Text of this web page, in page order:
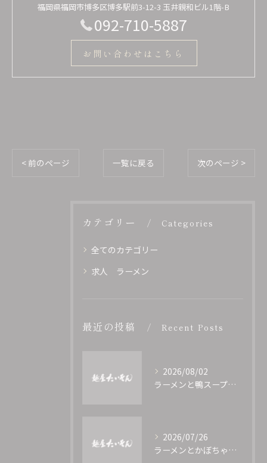
福岡県福岡市博多区博多駅前3-12-3 玉井親和ビル1階-B
092-710-5887
お問い合わせはこちら
< 前のページ 一覧に戻る 次のページ >
カテゴリー Categories
全てのカテゴリー
求人 ラーメン
最近の投稿 Recent Posts
2026/08/02
ラーメンと鴨スープの究極バランス家庭再現と専門店の技を徹底解説
2026/07/26
ラーメンとかぼちゃの新発見組み合わせとその魅力を探る一杯